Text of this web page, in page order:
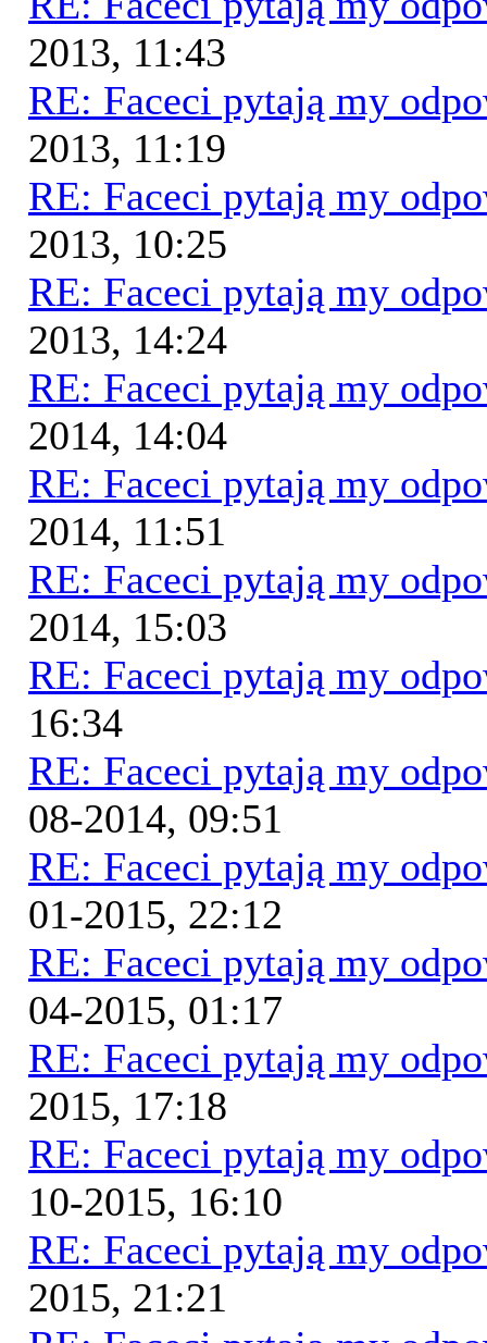
2013, 11:43
RE: Faceci pytają my
2013, 11:19
RE: Faceci pytają my
2013, 10:25
RE: Faceci pytają my
2013, 14:24
RE: Faceci pytają my
2014, 14:04
RE: Faceci pytają my
2014, 11:51
RE: Faceci pytają my
2014, 15:03
RE: Faceci pytają my
16:34
RE: Faceci pytają my
08-2014, 09:51
RE: Faceci pytają my
01-2015, 22:12
RE: Faceci pytają my
04-2015, 01:17
RE: Faceci pytają my
2015, 17:18
RE: Faceci pytają my
10-2015, 16:10
RE: Faceci pytają my
2015, 21:21